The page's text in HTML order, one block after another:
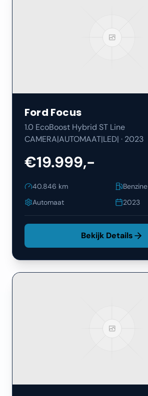
Ford Focus
1.0 EcoBoost Hybrid ST Line
CAMERA|AUTOMAAT|LED| · 2023
€19.999,-
40.846 km
Benzine
Automaat
2023
Bekijk Details